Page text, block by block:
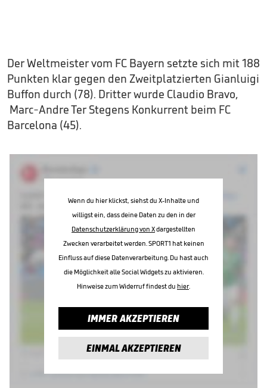
Der Weltmeister vom FC Bayern setzte sich mit 188
Punkten klar gegen den Zweitplatzierten Gianluigi
Buffon durch (78). Dritter wurde Claudio Bravo,
Marc-Andre Ter Stegens Konkurrent beim FC
Barcelona (45).
Wenn du hier klickst, siehst du X-Inhalte und
willigst ein, dass deine Daten zu den in der
Datenschutzerklärung von Xdargestellten
Zwecken verarbeitet werden. SPORT1 hat keinen
Einfluss auf diese Datenverarbeitung. Du hast auch
die Möglichkeit alle Social Widgets zu aktivieren.
Hinweise zum Widerruf findest du hier.
IMMER AKZEPTIEREN
EINMAL AKZEPTIEREN